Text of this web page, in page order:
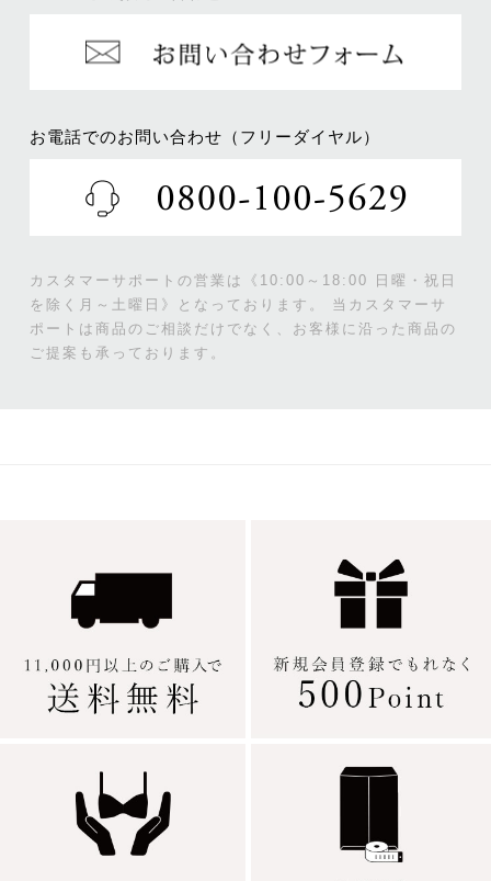
お電話でのお問い合わせ（フリーダイヤル）
カスタマーサポートの営業は《10:00～18:00 日曜・祝日
を除く月～土曜日》となっております。
当カスタマーサ
ポートは商品のご相談だけでなく、お客様に沿った商品の
ご提案も承っております。